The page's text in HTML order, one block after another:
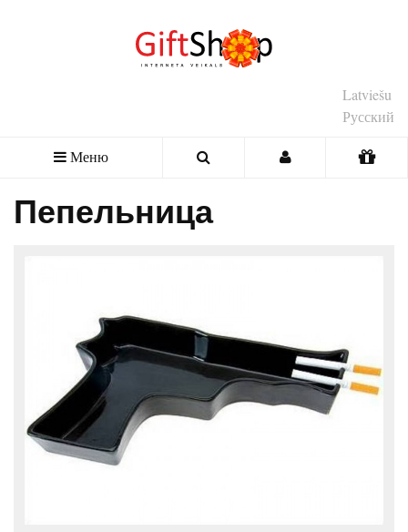
Latviešu
Русский
Меню
Пепельница